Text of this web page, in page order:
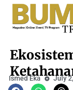
Ismed Eka July